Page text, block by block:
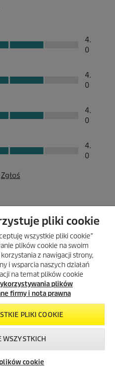
pliki cookie
wszystkie pliki cookie”
plików cookie na swoim
z nawigacji strony,
i wsparcia naszych działań
na temat plików cookie
plików
firmy i nota prawna
PLIKI COOKIE
WSZYSTKICH
cookie